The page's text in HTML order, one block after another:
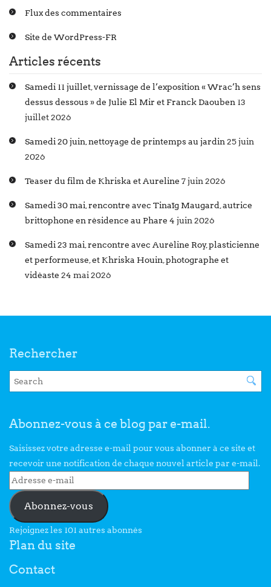
Flux des commentaires
Site de WordPress-FR
Articles récents
Samedi 11 juillet, vernissage de l’exposition « Wrac’h sens
dessus dessous » de Julie El Mir et Franck Daouben 13
juillet 2026
Samedi 20 juin, nettoyage de printemps au jardin 25 juin
2026
Teaser du film de Khriska et Aureline 7 juin 2026
Samedi 30 mai, rencontre avec Tinaïg Maugard, autrice
brittophone en résidence au Phare 4 juin 2026
Samedi 23 mai, rencontre avec Auréline Roy, plasticienne
et performeuse, et Khriska Houin, photographe et
vidéaste 24 mai 2026
Rechercher
Abonnez-vous à ce blog par e-mail.
Saisissez votre adresse e-mail pour vous abonner à ce site et
recevoir une notification de chaque nouvel article par e-mail.
Abonnez-vous
Rejoignez les 101 autres abonnés
Plan du site
Contact